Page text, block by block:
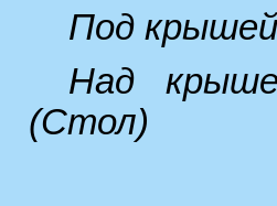
Под
Над
(Стол)